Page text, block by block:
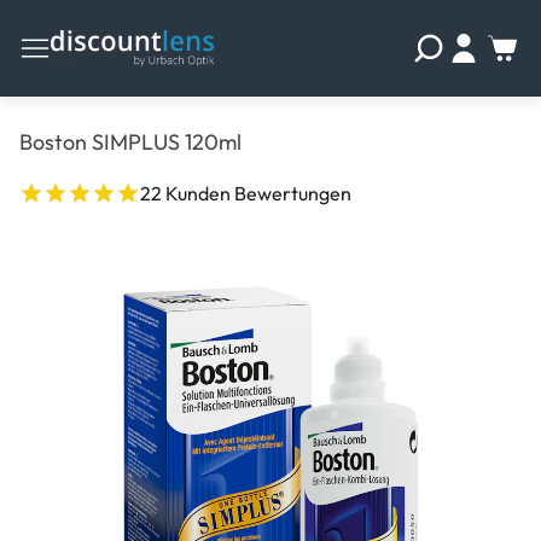
Boston SIMPLUS 120ml
22 Kunden Bewertungen